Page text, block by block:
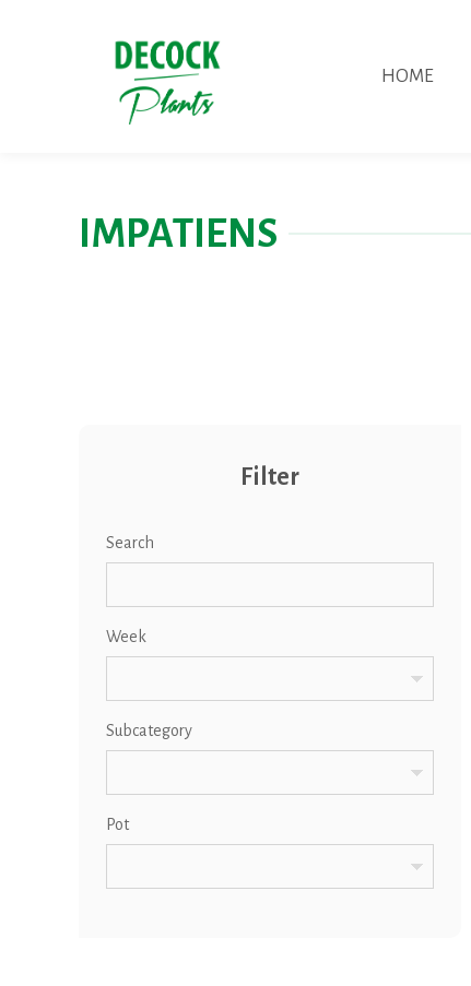
HOME
IMPATIENS
Filter
Search
Week
Subcategory
Pot